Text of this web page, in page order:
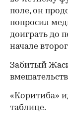
поле, он
попросил
доиграть до
начале
Забитый
«Коритиба»
таблице.